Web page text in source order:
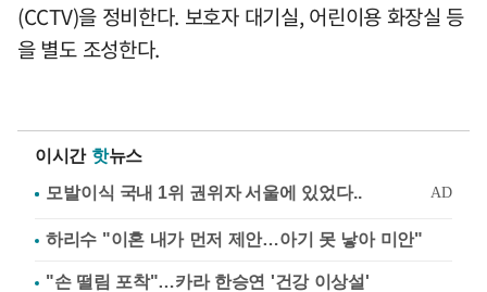
(CCTV)을 정비한다. 보호자 대기실, 어린이용 화장실 등
을 별도 조성한다.
이시간 핫뉴스
하리수 "이혼 내가 먼저 제안…아기 못 낳아 미안"
"손 떨림 포착"…카라 한승연 '건강 이상설'